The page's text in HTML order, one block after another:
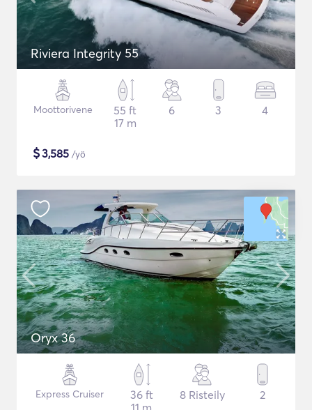
Riviera Integrity 55
Moottorivene
55 ft
17 m
6 3 4
$3,585 /yö
Oryx 36
Express Cruiser
36 ft
11 m
8 Risteily 2